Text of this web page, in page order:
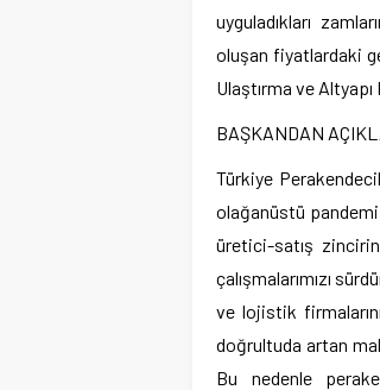
uyguladıkları
oluşan fiyatlardaki
Ulaştırma ve Altyapı
BAŞKANDAN
Türkiye
olağanüstü
üretici-satış
çalışmalarımızı
ve lojistik
doğrultuda artan
Bu nedenle